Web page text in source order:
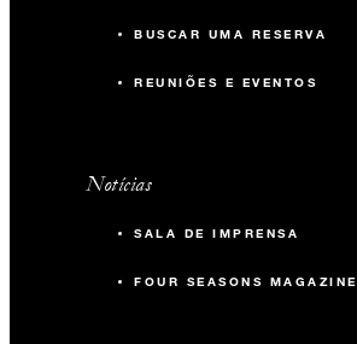
BUSCAR UMA RESERVA
REUNIÕES E EVENTOS
Notícias
SALA DE IMPRENSA
FOUR SEASONS MAGAZINE